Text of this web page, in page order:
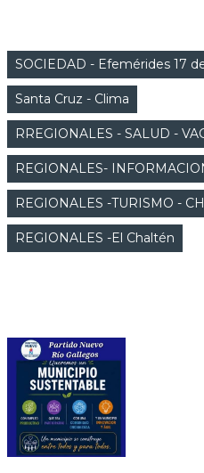
SOCIEDAD - Efemérides 17
Santa Cruz - Clima
RREGIONALES - SALUD -
REGIONALES-
REGIONALES -TURISMO -
REGIONALES -El Chaltén